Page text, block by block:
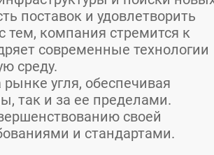
поставок и удовлетворить
тем, компания стремится к
современные технологии
среду.
угля, обеспечивая
так и за ее пределами.
своей
и стандартами.